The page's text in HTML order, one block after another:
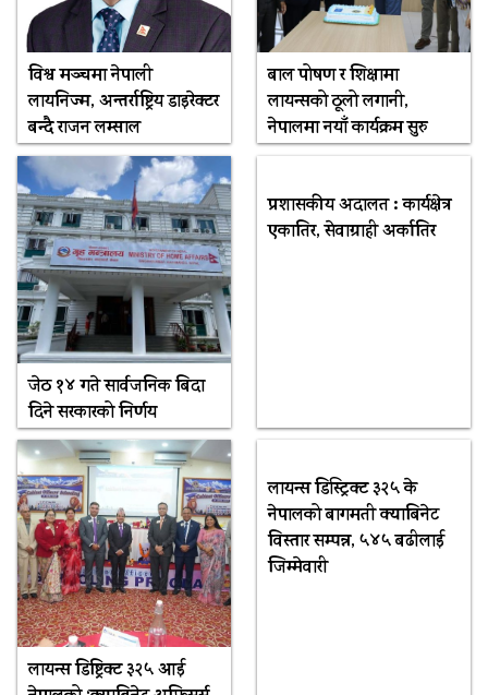
विश्व मञ्चमा नेपाली
लायनिज्म, अन्तर्राष्ट्रिय डाइरेक्टर
बन्दै राजन लम्साल
बाल पोषण र शिक्षामा
लायन्सको ठूलो लगानी,
नेपालमा नयाँ कार्यक्रम सुरु
जेठ १४ गते सार्वजनिक बिदा
दिने सरकारको निर्णय
प्रशासकीय अदालत : कार्यक्षेत्र
एकातिर, सेवाग्राही अर्कातिर
लायन्स डिष्ट्रिक्ट ३२५ आई
लायन्स डिस्ट्रिक्ट ३२५ के
नेपालको बागमती क्याबिनेट
विस्तार सम्पन्न, ५४५ बढीलाई
जिम्मेवारी